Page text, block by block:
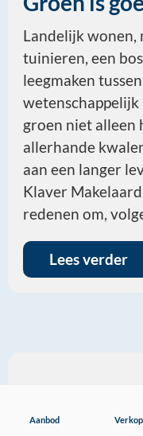
Landelijk wonen,
tuinieren, een
leegmaken
groen niet alleen
allerhande
aan een langer
Klaver
redenen om,
Lees verder
Aanbod
Aanbod